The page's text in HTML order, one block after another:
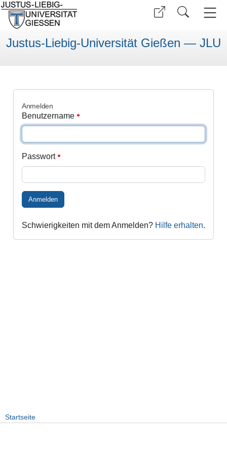
Justus-Liebig-Universität Gießen — JLU
Anmelden
Benutzername
Passwort
Anmelden
Schwierigkeiten mit dem Anmelden? Hilfe erhalten.
Startseite